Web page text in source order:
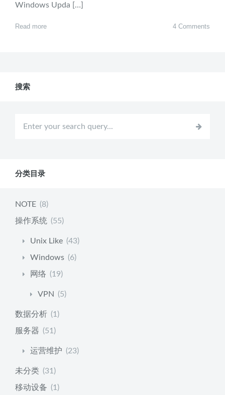
Windows Upda […]
Read more 4 Comments
搜索
分类目录
NOTE (8)
操作系统 (55)
Unix Like (43)
Windows (6)
网络 (19)
VPN (5)
数据分析 (1)
服务器 (51)
运营维护 (23)
未分类 (31)
移动设备 (1)